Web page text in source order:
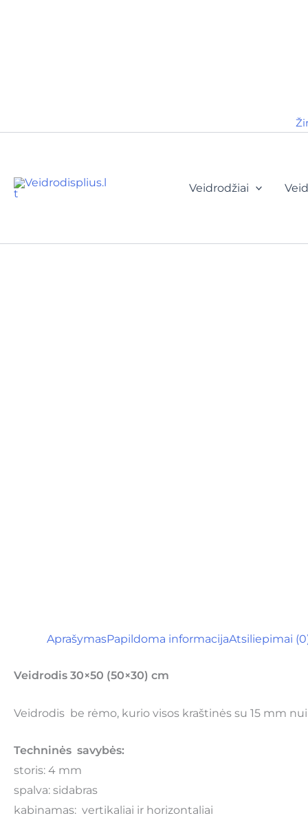
Veidrodžiai
AprašymasPapildoma informacijaAtsiliepimai
Veidrodis 30×50 (50×30) cm
Veidrodis be rėmo, kurio visos kraštinės su 15 mm
Techninės savybės:
storis: 4 mm
spalva: sidabras
kabinamas: vertikaliai ir horizontaliai